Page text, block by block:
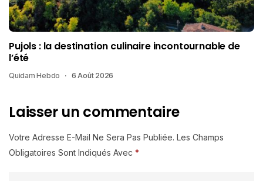
Pujols : la destination culinaire incontournable de
l’été
Quidam Hebdo 6 Août 2026
Laisser un commentaire
Votre Adresse E-Mail Ne Sera Pas Publiée. Les Champs
Obligatoires Sont Indiqués Avec *